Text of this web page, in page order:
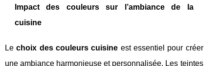
Impact des couleurs sur l’ambiance de la
cuisine
Lechoix des couleurs cuisine est essentiel pour créer
une ambiance harmonieuse et personnalisée. Les teintes